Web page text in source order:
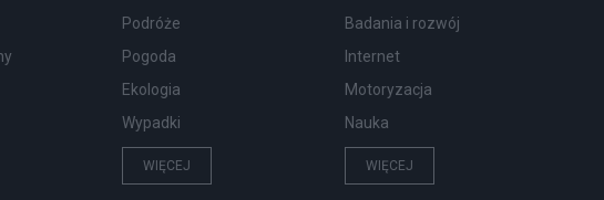
Podróże
Pogoda
Ekologia
Wypadki
WIĘCEJ
Badania i rozwój
Internet
Motoryzacja
Nauka
WIĘCEJ